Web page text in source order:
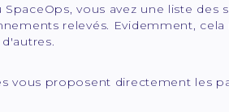
vous avez une liste
relevés. Evidemment,
vous proposent directement les